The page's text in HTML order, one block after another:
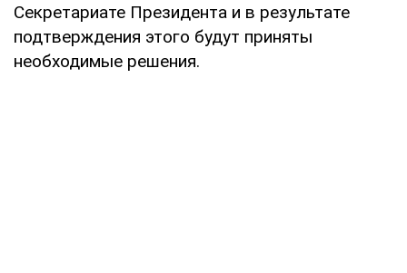
Секретариате Президента и в результате
подтверждения этого будут приняты
необходимые решения.